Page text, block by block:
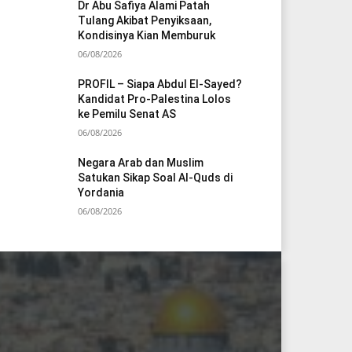
Dr Abu Safiya Alami Patah
Tulang Akibat Penyiksaan,
Kondisinya Kian Memburuk
06/08/2026
PROFIL – Siapa Abdul El-Sayed?
Kandidat Pro-Palestina Lolos
ke Pemilu Senat AS
06/08/2026
Negara Arab dan Muslim
Satukan Sikap Soal Al-Quds di
Yordania
06/08/2026